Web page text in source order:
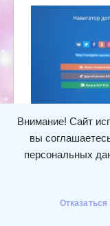
Внимание! Сайт
вы
персональных
Отказаться
Структурное
СОШ